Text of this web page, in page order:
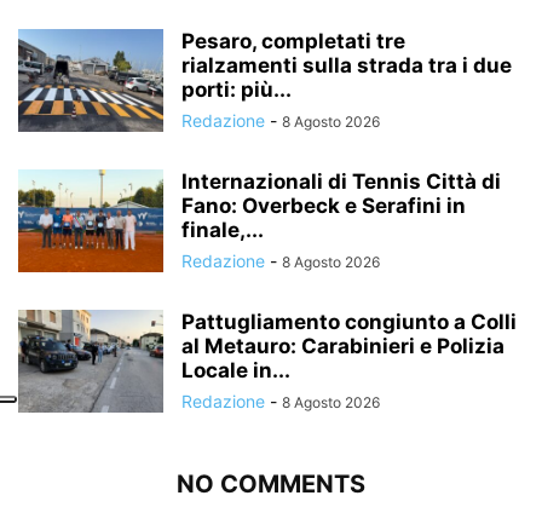
Pesaro, completati tre
rialzamenti sulla strada tra i due
porti: più...
Redazione - 8 Agosto 2026
Internazionali di Tennis Città di
Fano: Overbeck e Serafini in
finale,...
Redazione - 8 Agosto 2026
Pattugliamento congiunto a Colli
al Metauro: Carabinieri e Polizia
Locale in...
Redazione - 8 Agosto 2026
NO COMMENTS